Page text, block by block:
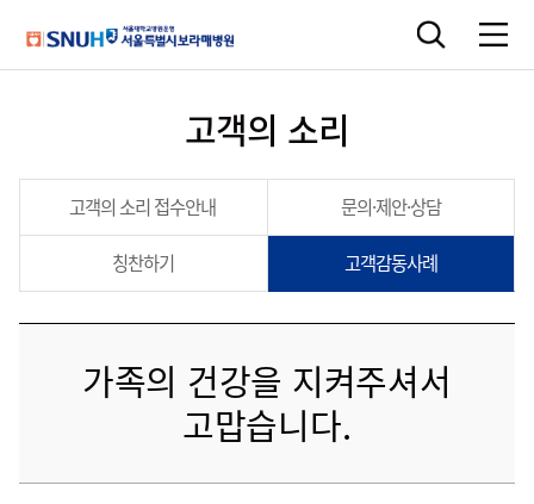
고객의 소리
고객의 소리 접수안내 문의·제안·상담
칭찬하기 고객감동사례
가족의 건강을 지켜주셔서
고맙습니다.